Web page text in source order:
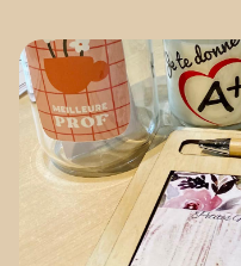
Events
BLOG